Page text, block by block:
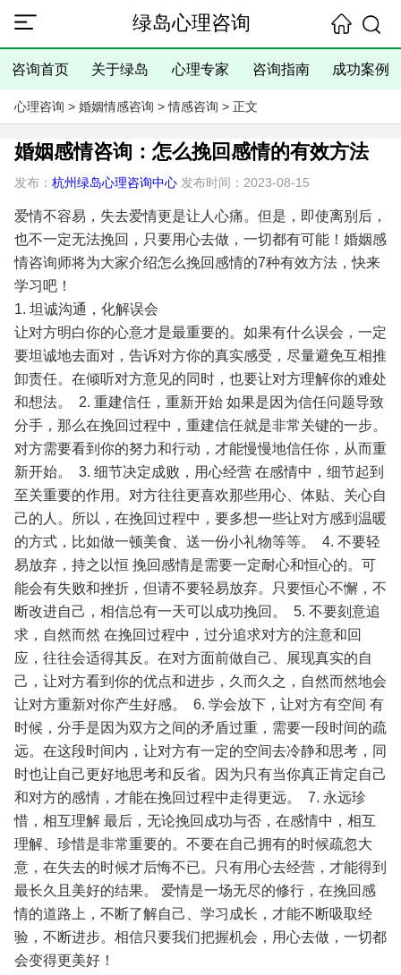
绿岛心理咨询
咨询首页 关于绿岛 心理专家 咨询指南 成功案例
心理咨询 > 婚姻情感咨询 >情感咨询 > 正文
婚姻感情咨询：怎么挽回感情的有效方法
发布： 杭州绿岛心理咨询中心发布时间：2023-08-15
爱情不容易，失去爱情更是让人心痛。但是，即使离别后，
也不一定无法挽回，只要用心去做，一切都有可能！婚姻感
情咨询师将为大家介绍怎么挽回感情的7种有效方法，快来
学习吧！
1. 坦诚沟通，化解误会
让对方明白你的心意才是最重要的。如果有什么误会，一定
要坦诚地去面对，告诉对方你的真实感受，尽量避免互相推
卸责任。在倾听对方意见的同时，也要让对方理解你的难处
和想法。
2. 重建信任，重新开始如果是因为信任问题导致
分手，那么在挽回过程中，重建信任就是非常关键的一步。
对方需要看到你的努力和行动，才能慢慢地信任你，从而重
新开始。
3. 细节决定成败，用心经营在感情中，细节起到
至关重要的作用。对方往往更喜欢那些用心、体贴、关心自
己的人。所以，在挽回过程中，要多想一些让对方感到温暖
的方式，比如做一顿美食、送一份小礼物等等。
4. 不要轻
易放弃，持之以恒 挽回感情是需要一定耐心和恒心的。可
能会有失败和挫折，但请不要轻易放弃。只要恒心不懈，不
断改进自己，相信总有一天可以成功挽回。
5. 不要刻意追
求，自然而然 在挽回过程中，过分追求对方的注意和回
应，往往会适得其反。在对方面前做自己、展现真实的自
己，让对方看到你的优点和进步，久而久之，自然而然地会
让对方重新对你产生好感。
6. 学会放下，让对方有空间 有
时候，分手是因为双方之间的矛盾过重，需要一段时间的疏
远。在这段时间内，让对方有一定的空间去冷静和思考，同
时也让自己更好地思考和反省。因为只有当你真正肯定自己
和对方的感情，才能在挽回过程中走得更远。
7. 永远珍
惜，相互理解最后，无论挽回成功与否，在感情中，相互
理解、珍惜是非常重要的。不要在自己拥有的时候疏忽大
意，在失去的时候才后悔不已。只有用心去经营，才能得到
最长久且美好的结果。 爱情是一场无尽的修行，在挽回感
情的道路上，不断了解自己、学习成长，才能不断吸取经
验，不断进步。相信只要我们把握机会，用心去做，一切都
会变得更美好！